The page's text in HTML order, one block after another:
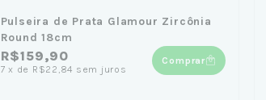
Pulseira de Prata Glamour Zircônia
Round 18cm
R$159,90
7 x de R$22,84 sem juros
Comprar